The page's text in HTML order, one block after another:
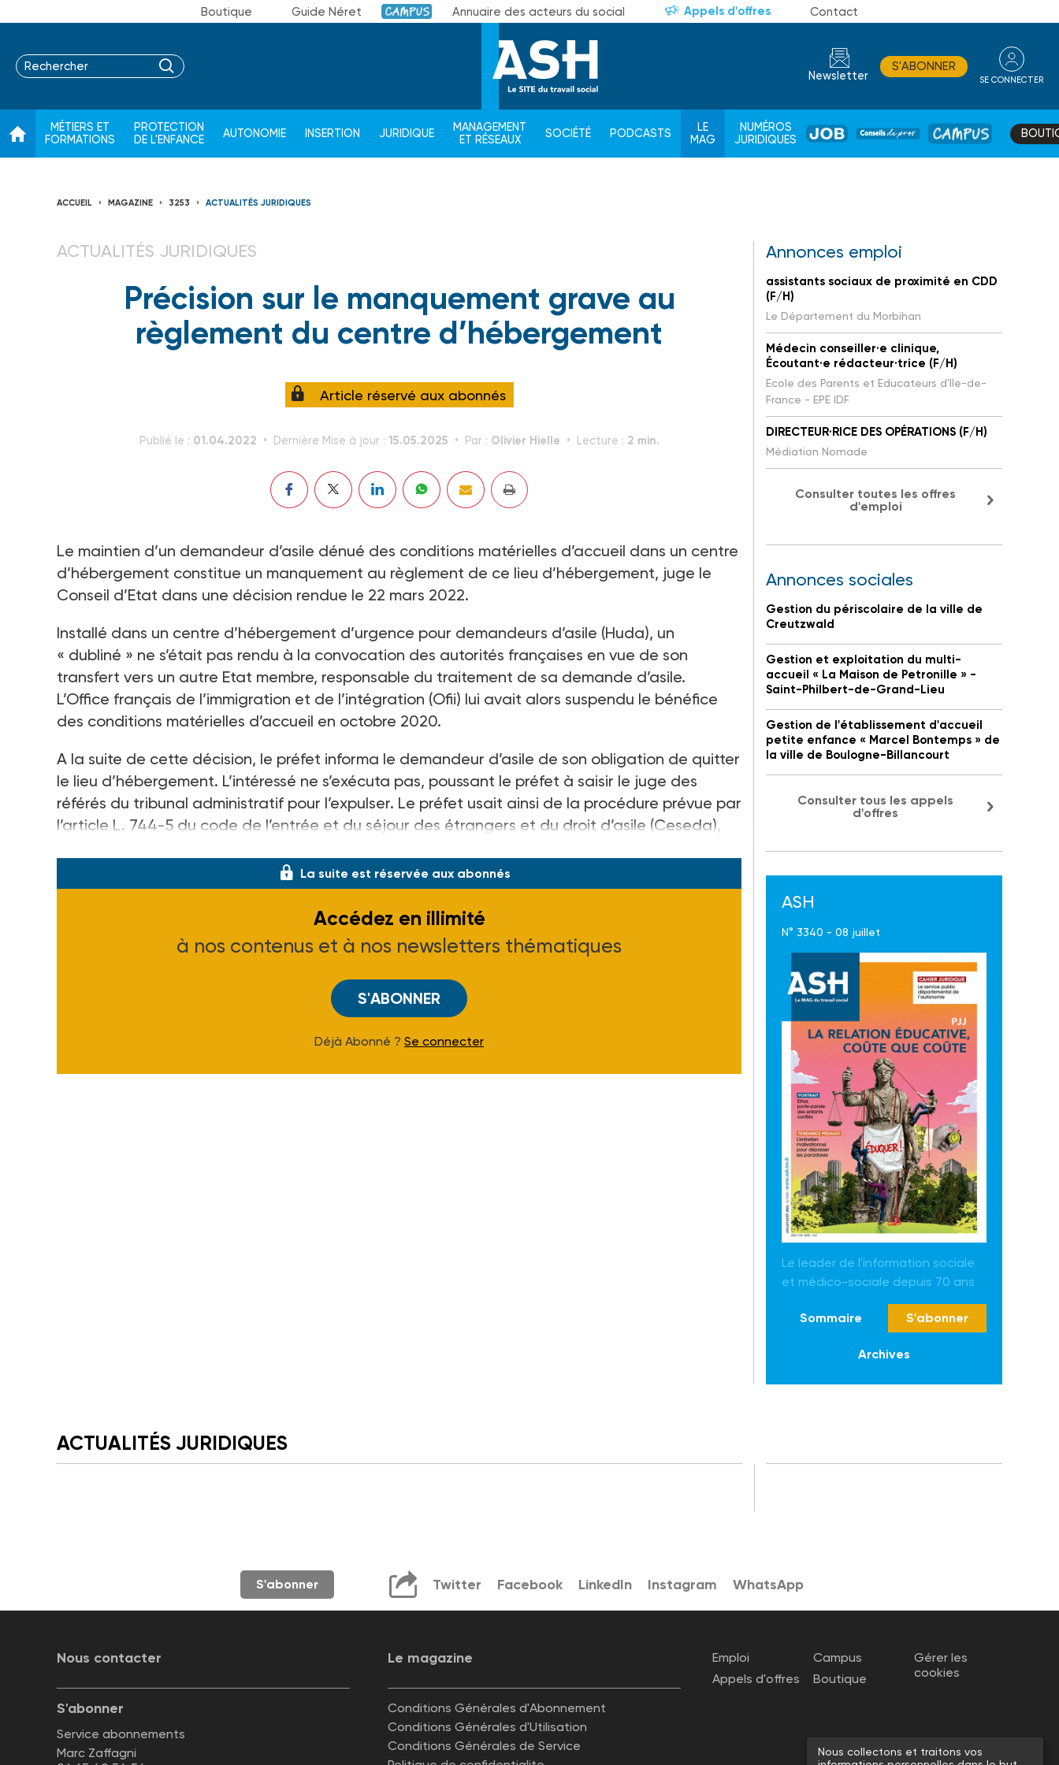
Boutique Guide Néret Campus Annuaire des acteurs du social Appels d'offres Contact
Newsletter
S'ABONNER
SE CONNECTER
MÉTIERS ET
FORMATIONS
PROTECTION
DE L'ENFANCE
AUTONOMIE INSERTION JURIDIQUE
MANAGEMENT
ET RÉSEAUX
SOCIÉTÉ PODCASTS
LE
MAG
NUMÉROS
JURIDIQUES
JOB
DE
CAMPUS
ACCUEIL MAGAZINE 3253 ACTUALITÉS JURIDIQUES
ACTUALITÉS JURIDIQUES
Précision sur le manquement grave au
règlement du centre d’hébergement
Article réservé aux abonnés
Publié le : 01.04.2022 Dernière Mise à jour : 15.05.2025 Par : Olivier Hielle Lecture : 2 min.
Le maintien d’un demandeur d’asile dénué des conditions matérielles d’accueil dans un centre
d’hébergement constitue un manquement au règlement de ce lieu d’hébergement, juge le
Conseil d’Etat dans une décision rendue le 22 mars 2022.
Installé dans un centre d’hébergement d’urgence pour demandeurs d’asile (Huda), un
« dubliné » ne s’était pas rendu à la convocation des autorités françaises en vue de son
transfert vers un autre Etat membre, responsable du traitement de sa demande d’asile.
L’Office français de l’immigration et de l’intégration (Ofii) lui avait alors suspendu le bénéfice
des conditions matérielles d’accueil en octobre 2020.
A la suite de cette décision, le préfet informa le demandeur d’asile de son obligation de quitter
le lieu d’hébergement. L’intéressé ne s’exécuta pas, poussant le préfet à saisir le juge des
référés du tribunal administratif pour l’expulser. Le préfet usait ainsi de la procédure prévue par
l’article L. 744-5 du code de l’entrée et du séjour des étrangers et du droit d’asile (Ceseda),
La suite est réservée aux abonnés
Accédez en illimité
à nos contenus et à nos newsletters thématiques
S'ABONNER
Déjà Abonné ? Se connecter
Annonces emploi
assistants sociaux de proximité en CDD
(F/H)
Le Département du Morbihan
Médecin conseiller·e clinique,
Écoutant·e rédacteur·trice (F/H)
Ecole des Parents et Educateurs d'Ile-de-
France - EPE IDF
DIRECTEUR·RICE DES OPÉRATIONS (F/H)
Médiation Nomade
Consulter toutes les offres
d'emploi
Annonces sociales
Gestion du périscolaire de la ville de
Creutzwald
Gestion et exploitation du multi-
accueil « La Maison de Petronille » -
Saint-Philbert-de-Grand-Lieu
Gestion de l'établissement d'accueil
petite enfance « Marcel Bontemps » de
la ville de Boulogne-Billancourt
Consulter tous les appels
d'offres
ASH
N° 3340 - 08 juillet
Le leader de l'information sociale
et médico-sociale depuis 70 ans
Sommaire S'abonner
Archives
ACTUALITÉS JURIDIQUES
S'abonner Twitter Facebook LinkedIn Instagram WhatsApp
Nous contacter Le magazine
S'abonner
Service abonnements
Marc Zaffagni
Conditions Générales d'Abonnement
Conditions Générales d'Utilisation
Conditions Générales de Service
Emploi
Appels d'offres
Campus
Boutique
Gérer les
cookies
Nous collectons et traitons vos